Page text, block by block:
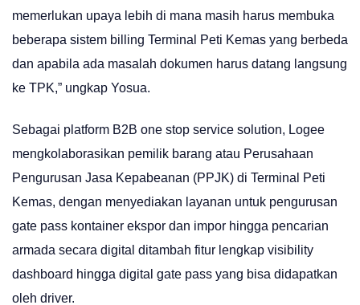
memerlukan upaya lebih di mana masih harus membuka
beberapa sistem billing Terminal Peti Kemas yang berbeda
dan apabila ada masalah dokumen harus datang langsung
ke TPK,” ungkap Yosua.
Sebagai platform B2B one stop service solution, Logee
mengkolaborasikan pemilik barang atau Perusahaan
Pengurusan Jasa Kepabeanan (PPJK) di Terminal Peti
Kemas, dengan menyediakan layanan untuk pengurusan
gate pass kontainer ekspor dan impor hingga pencarian
armada secara digital ditambah fitur lengkap visibility
dashboard hingga digital gate pass yang bisa didapatkan
oleh driver.